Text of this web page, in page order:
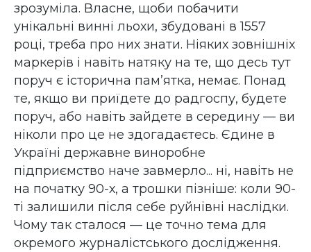
зрозуміла. Власне, щоби побачити
унікальні винні льохи, збудовані в 1557
році, треба про них знати. Ніяких зовнішніх
маркерів і навіть натяку на те, що десь тут
поруч є історична пам’ятка, немає. Понад
те, якщо ви приїдете до радгоспу, будете
поруч, або навіть зайдете в середину — ви
ніколи про це не здогадаєтесь. Єдине в
Україні державне виноробне
підприємство наче завмерло... ні, навіть не
на початку 90-х, а трошки пізніше: коли 90-
ті залишили після себе руйнівні наслідки.
Чому так сталося — це точно тема для
окремого журналістського дослідження.